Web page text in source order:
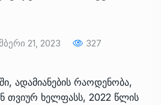
21, 2023 327
ადამიანების რაოდენობა,
თვიურ ხელფასს, 2022 წლის